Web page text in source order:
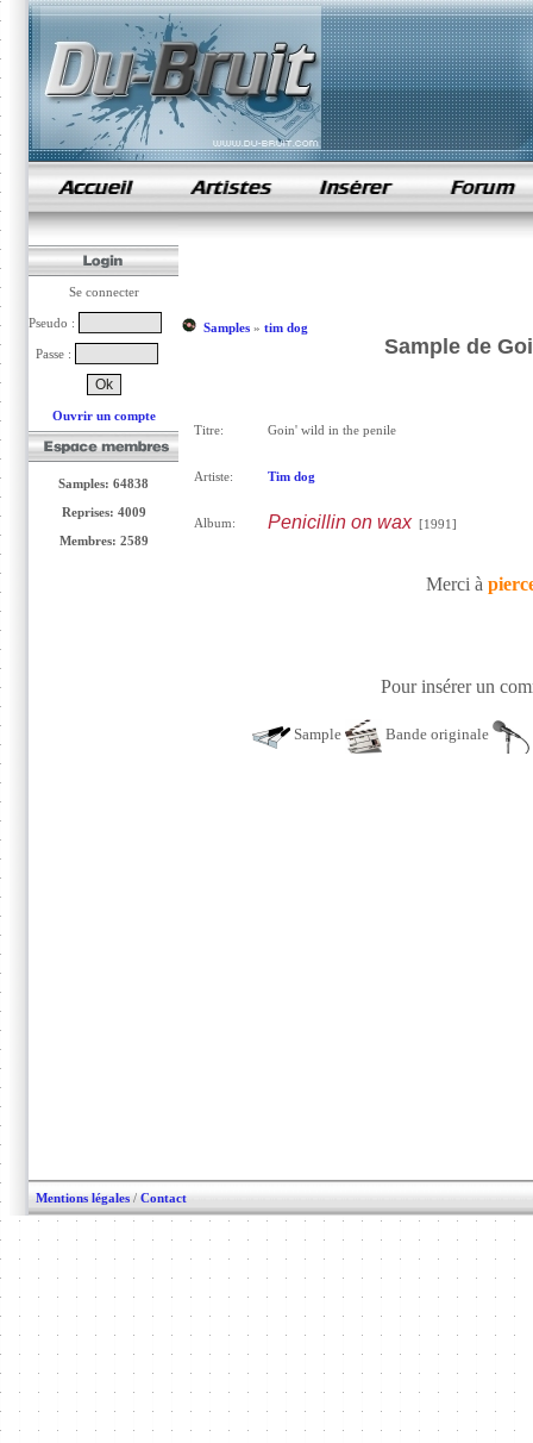
samples de rap
Se connecter
Pseudo :
Passe :
Ouvrir un compte
Samples: 64838
Reprises: 4009
Membres: 2589
Samples» tim dog
Sample de
Titre: Goin' wild in the penile
Artiste: Tim dog
Album: Penicillin on wax[1991]
Merci à
Pour insérer un
Sample Bande originale
Mentions légales / Contact